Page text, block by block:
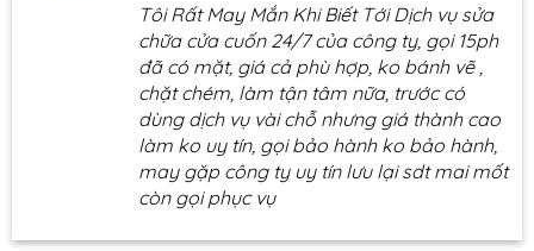
Tôi Rất May Mắn Khi Biết Tới Dịch vụ sửa
chữa cửa cuốn 24/7 của công ty, gọi 15ph
đã có mặt, giá cả phù hợp, ko bánh vẽ ,
chặt chém, làm tận tâm nữa, trước có
dùng dịch vụ vài chỗ nhưng giá thành cao
làm ko uy tín, gọi bảo hành ko bảo hành,
may gặp công ty uy tín lưu lại sdt mai mốt
còn gọi phục vụ